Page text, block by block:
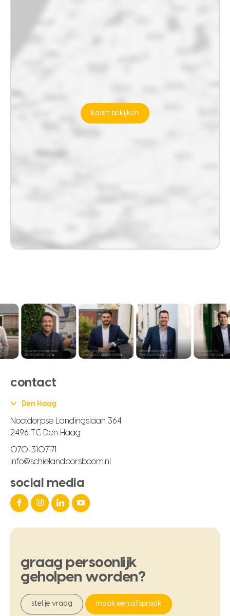
kaart bekijken
contact
Den Haag
Nootdorpse Landingslaan 364
2496 TC Den Haag
070-3107171
info@schielandborsboom.nl
social media
graag persoonlijk
geholpen worden?
stel je vraag maak een afspraak